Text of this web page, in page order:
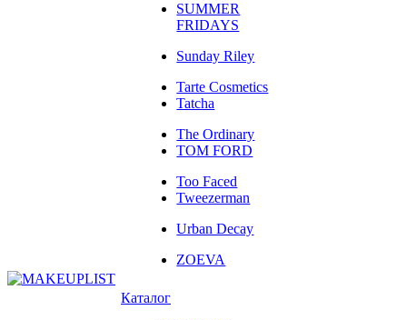
SUMMER
FRIDAYS
Sunday Riley
Tarte Cosmetics
Tatcha
The Ordinary
TOM FORD
Too Faced
Tweezerman
Urban Decay
ZOEVA
Каталог